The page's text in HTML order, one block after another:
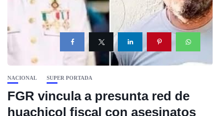
NACIONAL SUPER PORTADA
FGR vincula a presunta red de
huachicol fiscal con asesinatos